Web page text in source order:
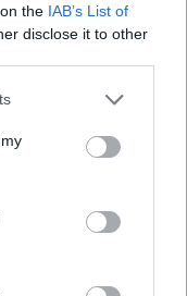
the IAB’s List of
disclose it to other
or more Google
You may click to
third-party tags to
in below Google
7 Αυγούστου
ο
τον Δράμαλη
της